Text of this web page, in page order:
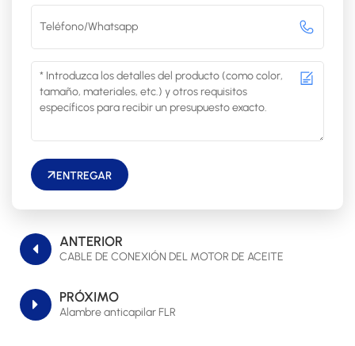
ENTREGAR
ANTERIOR
CABLE DE CONEXIÓN DEL MOTOR DE ACEITE
PRÓXIMO
Alambre anticapilar FLR